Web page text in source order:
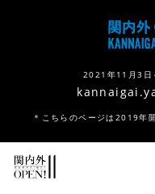
2021年11月3日
＊こちらのページは2019年